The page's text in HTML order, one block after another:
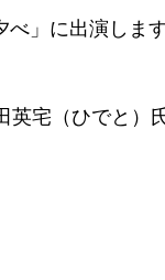
」に出演しま
宅（ひでと）